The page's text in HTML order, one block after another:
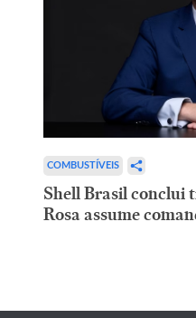
COMBUSTÍVEIS
Shell Brasil conclui
Rosa assume